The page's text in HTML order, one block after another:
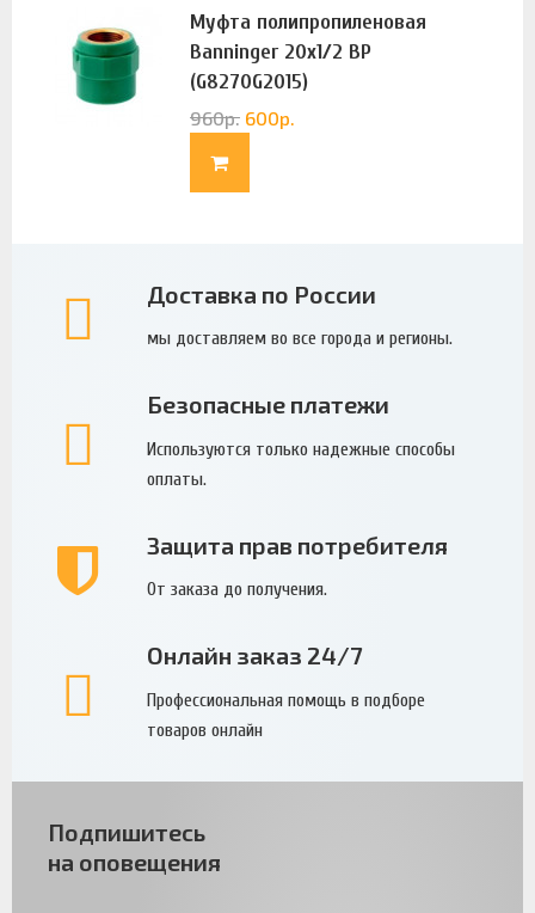
Муфта полипропиленовая
Banninger 20х1/2 ВР
(G8270G2015)
960р. 600р.
Доставка по России
мы доставляем во все города и регионы.
Безопасные платежи
Используются только надежные способы
оплаты.
Защита прав потребителя
От заказа до получения.
Онлайн заказ 24/7
Профессиональная помощь в подборе
товаров онлайн
Подпишитесь
на оповещения